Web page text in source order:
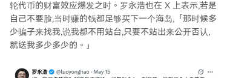
轮代币的财富效应爆发之时。罗永浩也在 X 上表示,若是
自己不要脸,当时赚的钱都足够买下一个海岛,「那时候多
少骗子来找我,说我都不用站台,只要不站出来公开否认,
就送我多少多少的。」